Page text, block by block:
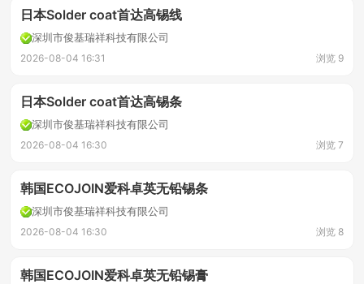
日本Solder coat首达高锡线
深圳市俊基瑞祥科技有限公司
2026-08-04 16:31 浏览 9
日本Solder coat首达高锡条
深圳市俊基瑞祥科技有限公司
2026-08-04 16:30 浏览 7
韩国ECOJOIN爱科卓英无铅锡条
深圳市俊基瑞祥科技有限公司
2026-08-04 16:30 浏览 8
韩国ECOJOIN爱科卓英无铅锡膏